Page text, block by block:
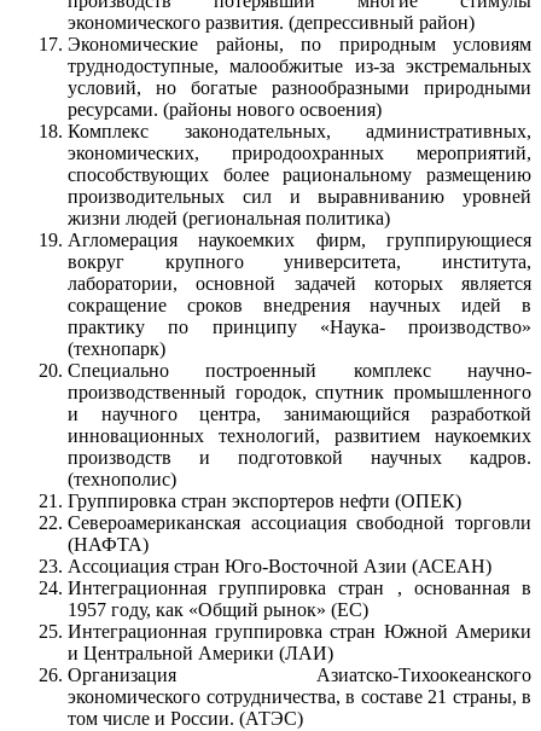
экономического развития. (депрессивный район)
Экономические районы, по природным условиям
труднодоступные, малообжитые из-за экстремальных
условий, но богатые разнообразными природными
ресурсами. (районы нового освоения)
Комплекс законодательных, административных,
экономических, природоохранных мероприятий,
способствующих более рациональному размещению
производительных сил и выравниванию уровней
жизни людей (региональная политика)
Агломерация наукоемких фирм, группирующиеся
вокруг крупного университета, института,
лаборатории, основной задачей которых является
сокращение сроков внедрения научных идей в
практику по принципу «Наука- производство»
(технопарк)
Специально построенный комплекс научно-
производственный городок, спутник промышленного
и научного центра, занимающийся разработкой
инновационных технологий, развитием наукоемких
производств и подготовкой научных кадров.
(технополис)
Группировка стран экспортеров нефти (ОПЕК)
Североамериканская ассоциация свободной торговли
(НАФТА)
Ассоциация стран Юго-Восточной Азии (АСЕАН)
Интеграционная группировка стран , основанная в
1957 году, как «Общий рынок» (ЕС)
Интеграционная группировка стран Южной Америки
и Центральной Америки (ЛАИ)
Организация Азиатско-Тихоокеанского
экономического сотрудничества, в составе 21 страны, в
том числе и России. (АТЭС)